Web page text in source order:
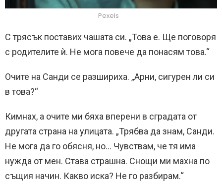
Pexels
С трясък поставих чашата си. „Това е. Ще поговоря
с родителите ѝ. Не мога повече да понасям това.“
Очите на Санди се разшириха. „Арни, сигурен ли си
в това?“
Кимнах, а очите ми бяха вперени в сградата от
другата страна на улицата. „Трябва да знам, Санди.
Не мога да го обясня, но… Чувствам, че тя има
нужда от мен. Става страшна. Снощи ми махна по
същия начин. Какво иска? Не го разбирам.“